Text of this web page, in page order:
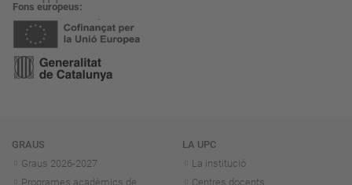
Fons europeus
Navegació
GRAUS
Graus 2026-2027
Programes acadèmics de
LA UPC
La institució
Centres docents